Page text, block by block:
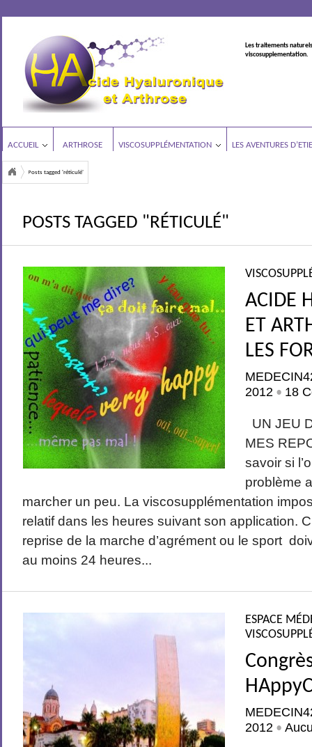
Les traitements
viscosupplementation.
ACCUEIL ARTHROSE VISCOSUPPLÉMENTATION LES AVENTURES
Posts tagged 'réticulé'
POSTS TAGGED "RÉTICULÉ"
ACIDE
ET
LES
2012 • 18
UN JEU
MES
savoir si
problème
marcher un peu. La viscosupplémentation
relatif dans les heures suivant son application.
reprise de la marche d’agrément ou le sport
au moins 24 heures...
ESPACE
2012 •